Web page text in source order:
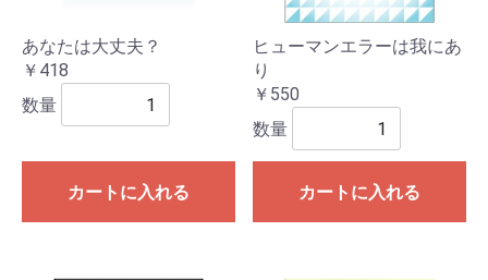
あなたは大丈夫？
￥418
数量
カートに入れる
ヒューマンエラーは我にあ
り
￥550
数量
カートに入れる